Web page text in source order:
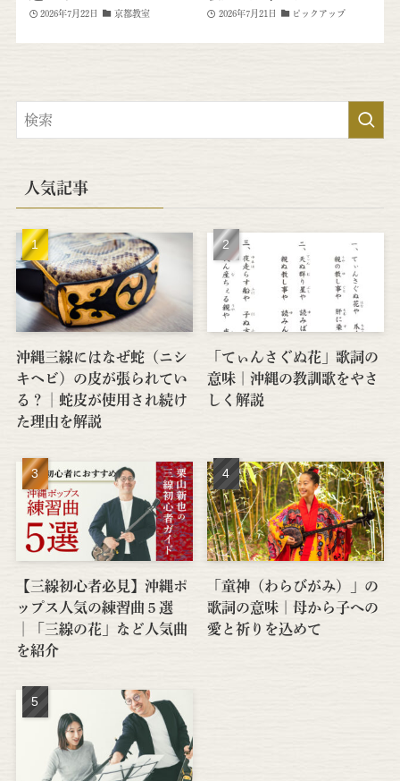
2026年7月22日 京都教室 2026年7月21日 ピックアップ
人気記事
沖縄三線にはなぜ蛇（ニシ
キヘビ）の皮が張られてい
る？│蛇皮が使用され続け
た理由を解説
「てぃんさぐぬ花」歌詞の
意味｜沖縄の教訓歌をやさ
しく解説
【三線初心者必見】沖縄ポ
ップス人気の練習曲５選
│「三線の花」など人気曲
を紹介
「童神（わらびがみ）」の
歌詞の意味｜母から子への
愛と祈りを込めて